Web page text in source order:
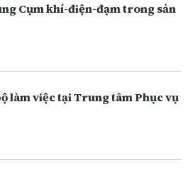
Cụm khí-điện-đạm trong sản
làm việc tại Trung tâm Phục vụ